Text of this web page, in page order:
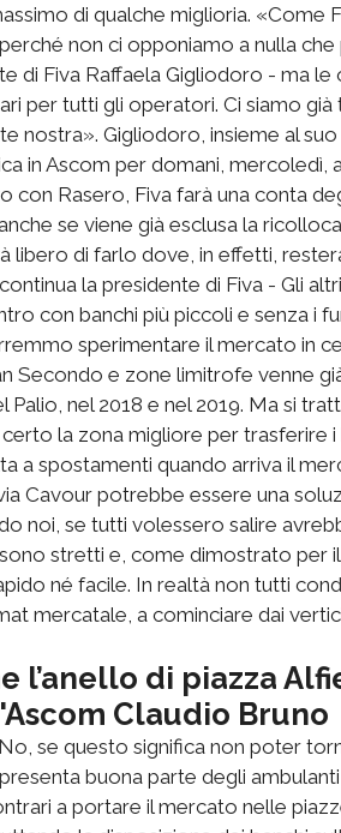
di qualche miglioria. «Come
non ci opponiamo a nulla
di Fiva Raffaela Gigliodoro - ma
per tutti gli operatori. Ci siamo
nostra». Gigliodoro, insieme al
in Ascom per domani, mercoledì,
con Rasero, Fiva farà una conta
se viene già esclusa la
libero di farlo dove, in effetti,
la presidente di Fiva - Gli
con banchi più piccoli e senza i
sperimentare il mercato in
Secondo e zone limitrofe venne
nel 2018 e nel 2019. Ma si
la zona migliore per trasferire
a spostamenti quando arriva il
Cavour potrebbe essere una
noi, se tutti volessero salire
stretti e, come dimostrato per il
né facile. In realtà non tutti
mercatale, a cominciare dai
l’anello di piazza
Claudio Bruno
se questo significa non poter
buona parte degli
a portare il mercato nelle